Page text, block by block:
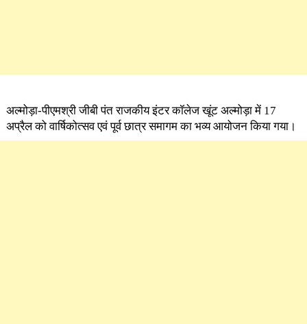
अल्मोड़ा-पीएमश्री जीबी पंत राजकीय इंटर कॉलेज खूंट अल्मोड़ा में 17
अप्रैल को वार्षिकोत्सव एवं पूर्व छात्र समागम का भव्य आयोजन किया गया।